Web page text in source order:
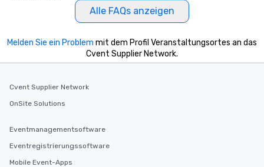
Alle FAQs anzeigen
Melden Sie ein Problem mit dem Profil Veranstaltungsortes an das
Cvent Supplier Network.
Cvent Supplier Network
OnSite Solutions
Eventmanagementsoftware
Eventregistrierungssoftware
Mobile Event-Apps